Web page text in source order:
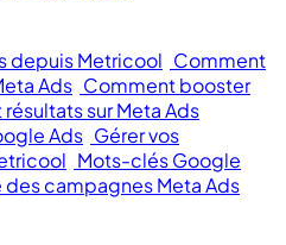
depuis Metricool Comment
Ads Comment booster
sur Meta Ads
Ads Gérer vos
Mots-clés Google
des campagnes Meta Ads